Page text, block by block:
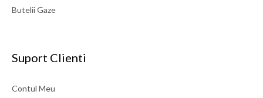
Butelii Gaze
Suport Clienti
Contul Meu